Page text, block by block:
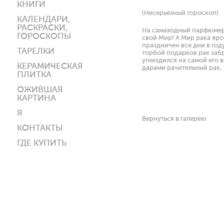
КНИГИ
КАЛЕНДАРИ,
РАСКРАСКИ,
ГОРОСКОПЫ
ТАРЕЛКИ
КЕРАМИЧЕСКАЯ
ПЛИТКА
ОЖИВШАЯ
КАРТИНА
Я
КОНТАКТЫ
ГДЕ КУПИТЬ
(Несерьезный гороскоп)
На самаходный
свой Мир! А Мир рака
праздничен все дни в
торбой подарков рак
угнездился на самой
дарами рачительный
Вернуться в галерею